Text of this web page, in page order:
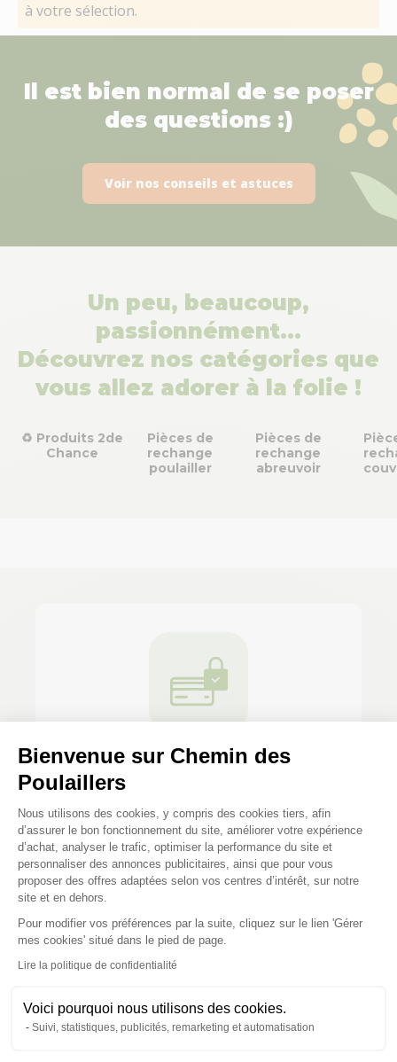
Bienvenue sur Chemin des
Poulaillers
Plateforme de Gestion du
Nous utilisons des cookies, y compris des cookies tiers, afin
d’assurer le bon fonctionnement du site, améliorer votre expérience
d’achat, analyser le trafic, optimiser la performance du site et
personnaliser des annonces publicitaires, ainsi que pour vous
proposer des offres adaptées selon vos centres d’intérêt, sur notre
site et en dehors.
Pour modifier vos préférences par la suite, cliquez sur le lien 'Gérer
mes cookies' situé dans le pied de page.
Lire la politique de confidentialité
Voici pourquoi nous utilisons des cookies.
Suivi, statistiques, publicités, remarketing et automatisation
Axeptio consent
à votre sélection.
Il est bien normal de se poser
des questions :)
Voir nos conseils et astuces
Un peu, beaucoup,
passionnément…
Découvrez nos catégories que
vous allez adorer à la folie !
♻ Produits 2de
Chance
Pièces de
rechange
poulailler
Pièces de
rechange
abreuvoir
Paiements sécurisés et en 3x ou 4x